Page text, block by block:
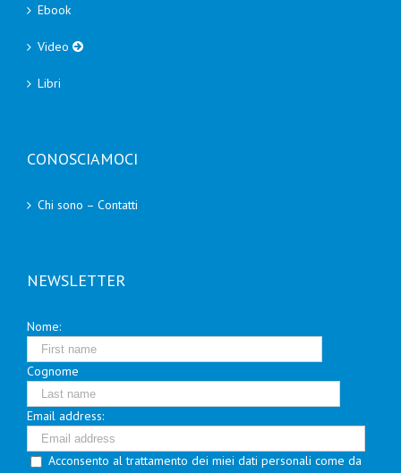
Ebook
Video
Libri
CONOSCIAMOCI
Chi sono – Contatti
NEWSLETTER
Nome:
Cognome
Email address:
Acconsento al trattamento dei miei dati personali come da